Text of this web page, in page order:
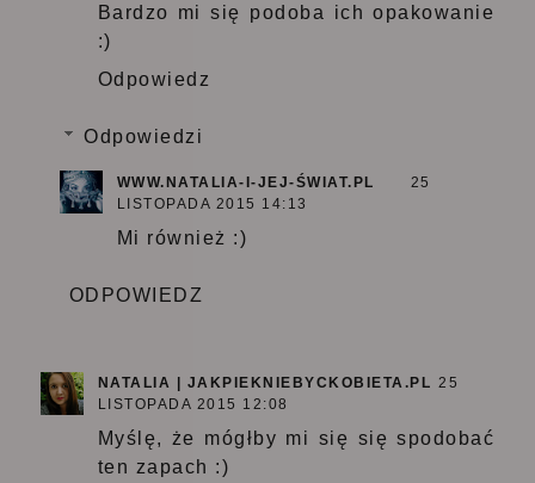
Bardzo mi się podoba ich opakowanie
:)
Odpowiedz
Odpowiedzi
WWW.NATALIA-I-JEJ-ŚWIAT.PL
25
LISTOPADA 2015 14:13
Mi również :)
ODPOWIEDZ
NATALIA | JAKPIEKNIEBYCKOBIETA.PL 25
LISTOPADA 2015 12:08
Myślę, że mógłby mi się się spodobać
ten zapach :)